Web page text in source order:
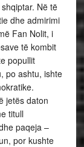
Në të
dhe admirimi
Fan Nolit, i
të kombit
popullit
po ashtu, ishte
jetës daton
titull
paqeja –
por kushte